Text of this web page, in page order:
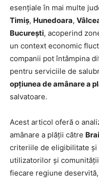
esențiale în mai multe
Timiș, Hunedoara,
București, acoperind
un context economic
companii pot întâmpina
pentru serviciile de
opțiunea de amânare a
salvatoare.
Acest articol oferă o
amânare a plății către
criteriile de eligibilitate și
utilizatorilor și
fiecare regiune